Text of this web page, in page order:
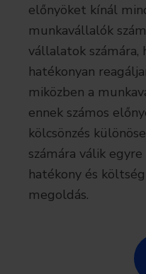
előnyöket kínál
munkavállalók
vállalatok számára,
hatékonyan
miközben a
ennek számos
kölcsönzés
számára válik
hatékony és
megoldás.